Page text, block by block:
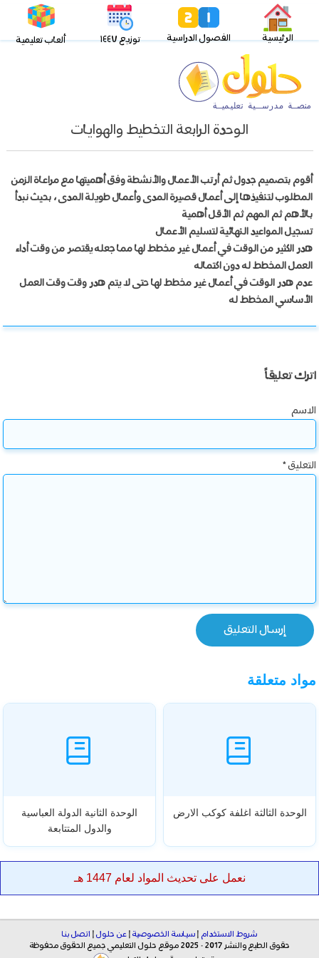
الرئيسية الفصول الدراسية توزيع ١٤٤٧ ألعاب تعليمية
الوحدة الرابعة التخطيط والهوايات
أقوم بتصميم جدول ثم أرتب الأعمال والأنشطة وفق أهميتها مع مراعاة الزمن
المطلوب لتنفيذها إلى أعمال قصيرة المدى وأعمال طويلة المدى ، بحيث نبدأ
بالأهم ثم المهم ثم الأقل أهمية
تسجيل المواعيد النهائية لتسليم الأعمال
هدر الكثير من الوقت في أعمال غير مخطط لها مما جعله يقتصر من وقت أداء
العمل المخطط له دون اكتماله
عدم هدر الوقت في أعمال غير مخطط لها حتى لا يتم هدر وقتوقتالعمل
الأساسي المخطط له
اترك تعليقاً
الاسم
التعليق*
مواد متعلقة
الوحدة الثالثة اغلفة كوكب الارض
الوحدة الثانية الدولة العباسية
والدول المتتابعة
نعمل على تحديث المواد لعام 1447 هـ
شروط الاستخدام | سياسة الخصوصية | عن حلول | اتصل بنا
حقوق الطبع والنشر 2017 - 2025 موقع حلول التعليمي جميع الحقوق محفوظة